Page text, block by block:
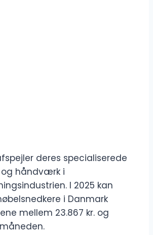
deres specialiserede
håndværk i
I 2025 kan
i Danmark
mellem 23.867 kr. og